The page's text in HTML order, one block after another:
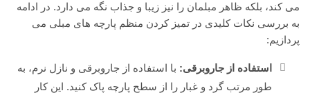
می کند، بلکه ظاهر مبلمان را نیز زیبا و جذاب نگه می دارد. در ادامه
به بررسی نکات کلیدی در تمیز کردن منظم پارچه های مبلی می
پردازیم:
استفاده از جاروبرقی: با استفاده از جاروبرقی و نازل نرم، به
طور مرتب گرد و غبار را از سطح پارچه پاک کنید. این کار